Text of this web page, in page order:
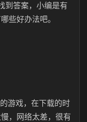
到答案，小编是有
些好办法吧。
游戏，在下载的时
，网络太差，很有